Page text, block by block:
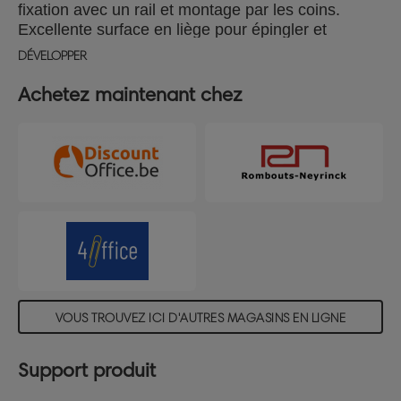
fixation avec un rail et montage par les coins.
Excellente surface en liège pour épingler et
afficher vos communications en toute sécurité.
DÉVELOPPER
Achetez maintenant chez
VOUS TROUVEZ ICI D'AUTRES MAGASINS EN LIGNE
Support produit